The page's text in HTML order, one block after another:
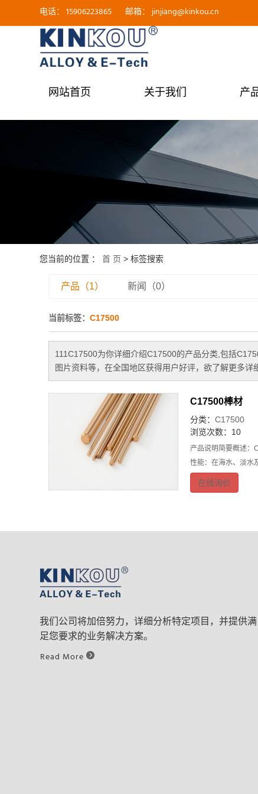
电话： 15906223865 邮箱： jinjiang@kinkou.cn
网站首页 关于我们 产
您当前的位置 ：首 页 > 标签搜索
产品（1） 新闻（0）
当前标签：C17500
111C17500为你详细介绍C17500的产品分类,包括
图片资料等，在全国地区获得用户好评，欲了解更多详
C17500棒材
分类：C17500
浏览次数：10
产品说明简要概述：
性能：在海水、淡水
在线询价
我们公司将加倍努力，详细分析特定项目，并提供满
足您要求的业务解决方案。
Read More